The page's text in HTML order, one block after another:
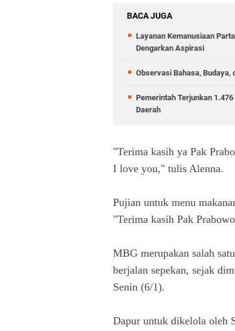
BACA JUGA
Layanan Kemanusiaan
Dengarkan Aspirasi
Observasi Bahasa, Budaya,
Pemerintah Terjunkan
Daerah
"Terima kasih ya Pak
I love you," tulis Alenna.
Pujian untuk menu
"Terima kasih Pak
MBG merupakan salah
berjalan sepekan, sejak
Senin (6/1).
Dapur untuk dikelola oleh